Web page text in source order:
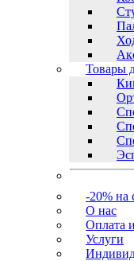
Товары
-20% на
О нас
Оплата
Услуги